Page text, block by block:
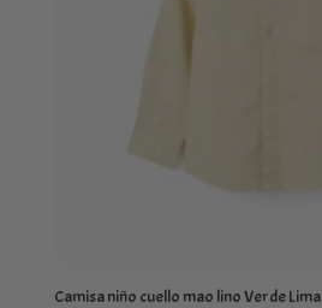
Camisa niño cuello mao lino Verde Lima